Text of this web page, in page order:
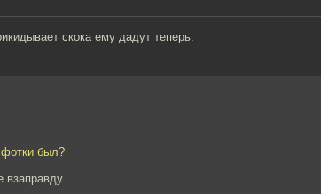
скока ему дадут теперь.
фотки был?
взаправду.